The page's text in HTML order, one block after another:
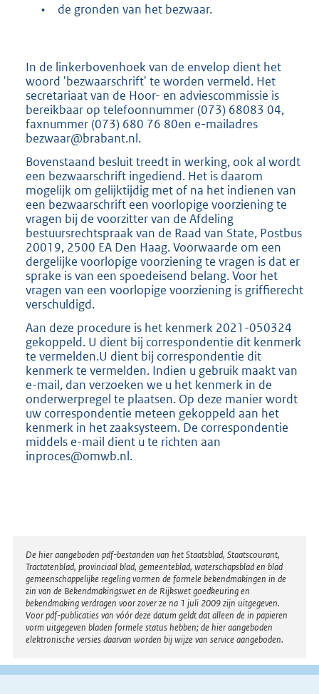
• de gronden van het bezwaar.
In de linkerbovenhoek van de envelop dient het
woord 'bezwaarschrift' te worden vermeld. Het
secretariaat van de Hoor- en adviescommissie is
bereikbaar op telefoonnummer (073) 68083 04,
faxnummer (073) 680 76 80en e-mailadres
bezwaar@brabant.nl.
Bovenstaand besluit treedt in werking, ook al wordt
een bezwaarschrift ingediend. Het is daarom
mogelijk om gelijktijdig met of na het indienen van
een bezwaarschrift een voorlopige voorziening te
vragen bij de voorzitter van de Afdeling
bestuursrechtspraak van de Raad van State, Postbus
20019, 2500 EA Den Haag. Voorwaarde om een
dergelijke voorlopige voorziening te vragen is dat er
sprake is van een spoedeisend belang. Voor het
vragen van een voorlopige voorziening is griffierecht
verschuldigd.
Aan deze procedure is het kenmerk 2021-050324
gekoppeld. U dient bij correspondentie dit kenmerk
te vermelden.U dient bij correspondentie dit
kenmerk te vermelden. Indien u gebruik maakt van
e-mail, dan verzoeken we u het kenmerk in de
onderwerpregel te plaatsen. Op deze manier wordt
uw correspondentie meteen gekoppeld aan het
kenmerk in het zaaksysteem. De correspondentie
middels e-mail dient u te richten aan
inproces@omwb.nl.
Disclaimer
De hier aangeboden pdf-bestanden van het Staatsblad, Staatscourant,
Tractatenblad, provinciaal blad, gemeenteblad, waterschapsblad en blad
gemeenschappelijke regeling vormen de formele bekendmakingen in de
zin van de Bekendmakingswet en de Rijkswet goedkeuring en
bekendmaking verdragen voor zover ze na 1 juli 2009 zijn uitgegeven.
Voor pdf-publicaties van vóór deze datum geldt dat alleen de in papieren
vorm uitgegeven bladen formele status hebben; de hier aangeboden
elektronische versies daarvan worden bij wijze van service aangeboden.